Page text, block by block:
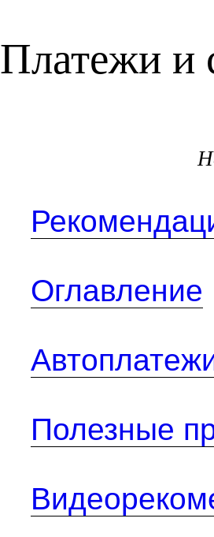
Платежи и
Оглавление
Полезные